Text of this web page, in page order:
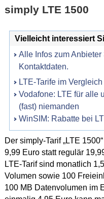
simply LTE 1500
Vielleicht interessiert
Alle Infos zum Anbieter
Kontaktdaten.
LTE-Tarife im Vergleich
Vodafone: LTE für alle
(fast) niemanden
WinSIM: Rabatte bei
Der simply-Tarif „LTE
9,99 Euro statt regulär
LTE-Tarif sind monatlich
Volumen sowie 100
100 MB Datenvolumen im